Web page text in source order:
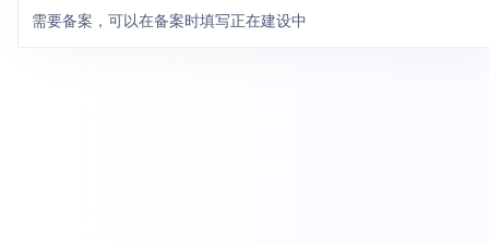
需要备案，可以在备案时填写正在建设中